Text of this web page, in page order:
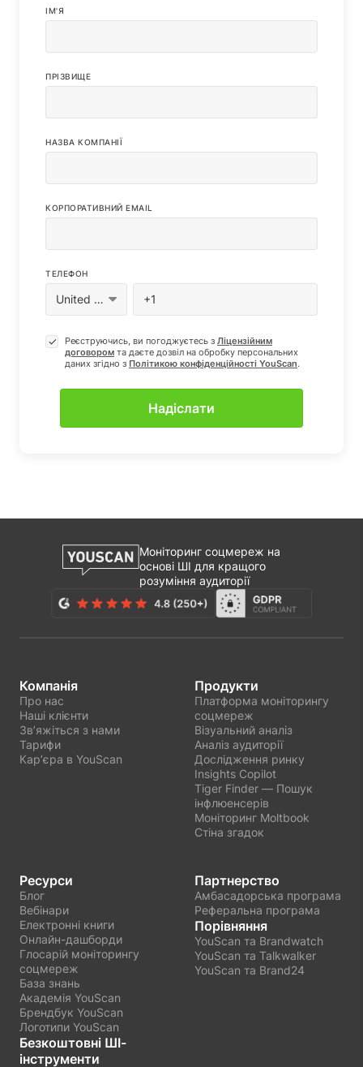
IМ'Я
ПРІЗВИЩЕ
НАЗВА КОМПАНІЇ
КОРПОРАТИВНИЙ EMAIL
ТЕЛЕФОН
Реєструючись, ви погоджуєтесь з Ліцензійним
договором та даєте дозвіл на обробку персональних
даних згiдно з Полiтикою конфіденцiйностi YouScan.
Моніторинг соцмереж на
основі ШІ для кращого
розуміння аудиторії
Компанія
Про нас
Наші клієнти
Звʼяжіться з нами
Тарифи
Карʼєра в YouScan
Продукти
Платформа моніторингу
соцмереж
Візуальний аналіз
Аналіз аудиторії
Дослідження ринку
Insights Copilot
Tiger Finder — Пошук
інфлюенсерів
Моніторинг Moltbook
Стіна згадок
Ресурси
Блог
Вебінари
Електронні книги
Онлайн-дашборди
Глосарій моніторингу
соцмереж
База знань
Академія YouScan
Брендбук YouScan
Логотипи YouScan
Безкоштовні ШІ-
інструменти
Партнерство
Амбасадорська програма
Реферальна програма
Порівняння
YouScan та Brandwatch
YouScan та Talkwalker
YouScan та Brand24